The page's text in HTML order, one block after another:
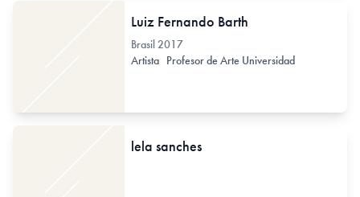
Luiz Fernando Barth
Brasil 2017
Artista Profesor de Arte Universidad
lela sanches